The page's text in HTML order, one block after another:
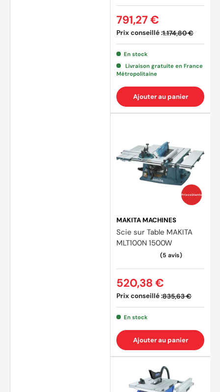
Prix conseillé :1.174,80 €
791,27 €
En stock
Livraison gratuite en France
Métropolitaine
Ajouter au panier
Prix coûtants
MAKITA MACHINES
Scie sur Table MAKITA
MLT100N 1500W
Prix conseillé :835,63 €
520,38 €
En stock
Ajouter au panier